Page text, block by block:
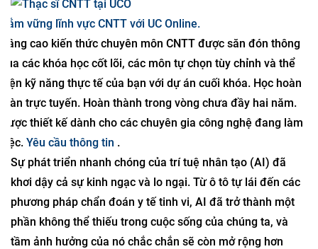
Nắm vững lĩnh vực CNTT với UC Online.
Nâng cao kiến ​​thức chuyên môn CNTT được săn đón thông
qua các khóa học cốt lõi, các môn tự chọn tùy chỉnh và thể
hiện kỹ năng thực tế của bạn với dự án cuối khóa. Học hoàn
toàn trực tuyến. Hoàn thành trong vòng chưa đầy hai năm.
Được thiết kế dành cho các chuyên gia công nghệ đang làm
việc. Yêu cầu thông tin .
Sự phát triển nhanh chóng của trí tuệ nhân tạo (AI) đã
khơi dậy cả sự kinh ngạc và lo ngại. Từ ô tô tự lái đến các
phương pháp chẩn đoán y tế tinh vi, AI đã trở thành một
phần không thể thiếu trong cuộc sống của chúng ta, và
tầm ảnh hưởng của nó chắc chắn sẽ còn mở rộng hơn